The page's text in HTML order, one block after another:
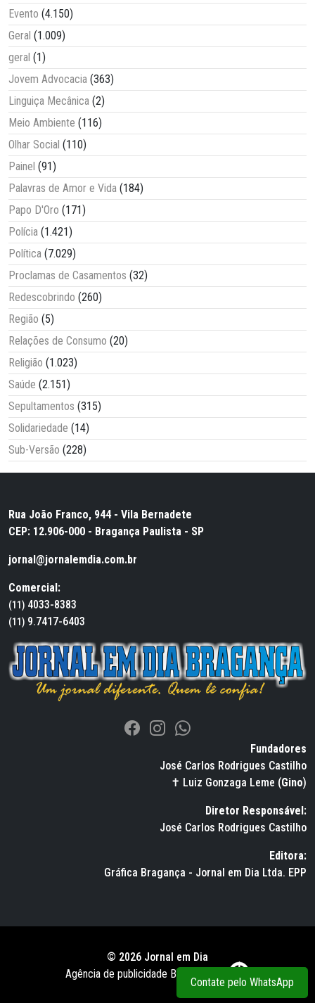
Evento (4.150)
Geral (1.009)
geral (1)
Jovem Advocacia (363)
Linguiça Mecânica (2)
Meio Ambiente (116)
Olhar Social (110)
Painel (91)
Palavras de Amor e Vida (184)
Papo D'Oro (171)
Polícia (1.421)
Política (7.029)
Proclamas de Casamentos (32)
Redescobrindo (260)
Região (5)
Relações de Consumo (20)
Religião (1.023)
Saúde (2.151)
Sepultamentos (315)
Solidariedade (14)
Sub-Versão (228)
Rua João Franco, 944 - Vila Bernadete
CEP: 12.906-000 - Bragança Paulista - SP
jornal@jornalemdia.com.br
Comercial:
(11) 4033-8383
(11) 9.7417-6403
Fundadores
José Carlos Rodrigues Castilho
✝ Luiz Gonzaga Leme (Gino)
Diretor Responsável:
José Carlos Rodrigues Castilho
Editora:
Gráfica Bragança - Jornal em Dia Ltda. EPP
© 2026 Jornal em Dia
Agência de publicidade BWS RUSSO
Contate pelo WhatsApp